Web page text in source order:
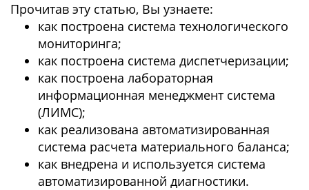
Прочитав эту статью, Вы узнаете:
как построена система технологического
мониторинга;
как построена система диспетчеризации;
как построена лабораторная
информационная менеджмент система
(ЛИМС);
как реализована автоматизированная
система расчета материального баланса;
как внедрена и используется система
автоматизированной диагностики.